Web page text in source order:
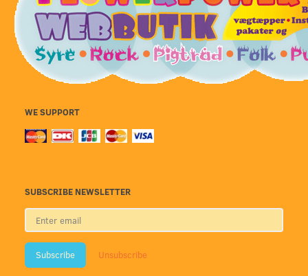
WE SUPPORT
SUBSCRIBE NEWSLETTER
Enter
email
Subscribe Unsubscribe